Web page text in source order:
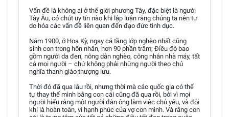
Vấn đề là không ai ở thế giới phương Tây, đặc biệt là người
Tây Âu, có chút uy tín nào khi lập luận rằng chúng ta nên tự
do hóa các vấn đề liên quan đến đạo đức tình dục.
Năm 1900, ở Hoa Kỳ, ngay cả tầng lớp nghèo nhất cũng
sinh con trong hôn nhân, hơn 90 phần trăm; Điều đó bao
gồm người da đen, nông dân nghèo, công nhân nhà máy, tất
cả mọi người – chứ không phải những người theo chủ
nghĩa thanh giáo thượng lưu.
Thời đó đã qua lâu rồi, nhưng thời mà các quốc gia có thể
tự thay thế mình bằng con cái cũng đã qua rồi, bởi vì mọi
người hiểu rằng một người đàn ông làm việc chủ yếu, và đôi
khi là hoàn toàn, vì hạnh phúc của vợ con mình. Và rằng con